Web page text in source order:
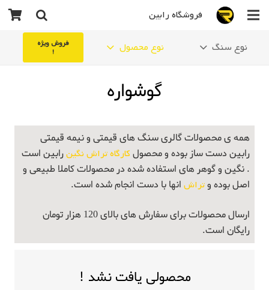
فروشگاه رابین
نوع سنگ نوع محصول
فروش ویژه
!
گوشواره
همه ی محصولات گالری سنگ های قیمتی و نیمه قیمتی
رابین دست ساز بوده و محصول کارگاه تراش نگینرابین است
. نگین و گوهر های استفاده شده در محصولات کاملا طبیعی و
اصل بوده وتراش انها با دست انجام شده است.
ارسال محصولات برای سفارش های بالای 120 هزار تومان
رایگان است.
محصولی یافت نشد !